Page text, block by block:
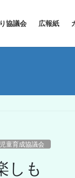
協議会 広報紙
児童育成協議会
しも